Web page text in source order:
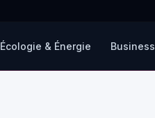
Écologie & Énergie Business